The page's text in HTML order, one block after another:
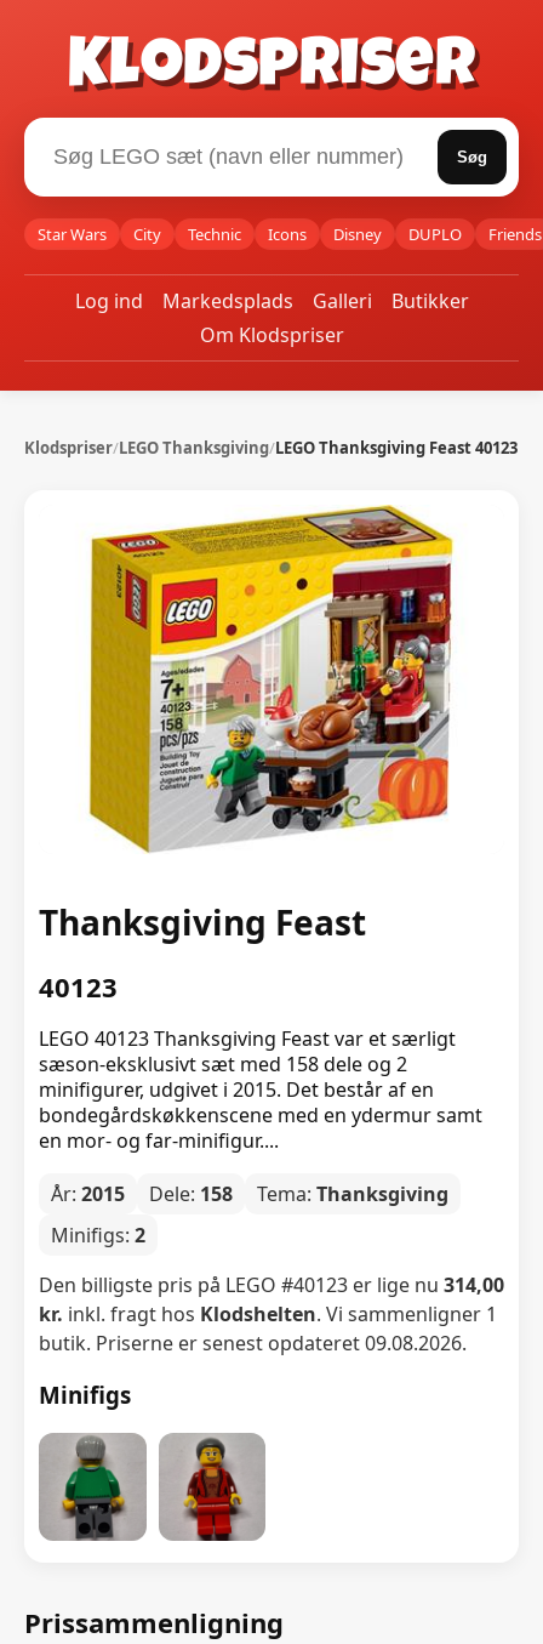
Klodspriser
Søg
Star Wars City Technic Icons Disney DUPLO Friends
Log ind Markedsplads Galleri
Butikker
Om Klodspriser
Klodspriser/LEGO Thanksgiving/LEGO Thanksgiving Feast 40123
Thanksgiving Feast
40123
LEGO 40123 Thanksgiving Feast var et særligt
sæson-eksklusivt sæt med 158 dele og 2
minifigurer, udgivet i 2015. Det består af en
bondegårdskøkkenscene med en ydermur samt
en mor- og far-minifigur....
År: 2015 Dele: 158 Tema: Thanksgiving
Minifigs: 2
Den billigste pris på LEGO #40123 er lige nu 314,00
kr. inkl. fragt hos Klodshelten. Vi sammenligner 1
butik. Priserne er senest opdateret 09.08.2026.
Minifigs
Prissammenligning